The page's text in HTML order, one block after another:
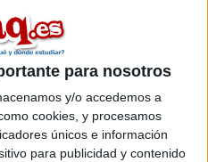
para nosotros
y/o accedemos a
cookies, y procesamos
únicos e información
para publicidad y contenido
tiene salidas
se opina que si y en muchos
quien sepa cosas sobre
por favor.Muchas gracias